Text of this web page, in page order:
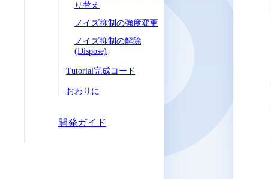
り替え
ノイズ抑制の強度変更
ノイズ抑制の解除
(Dispose)
Tutorial完成コード
おわりに
開発ガイド